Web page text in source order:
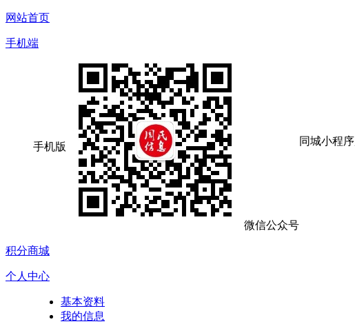
网站首页
手机端
手机版
微信公众号
同城小程序
积分商城
个人中心
基本资料
我的信息